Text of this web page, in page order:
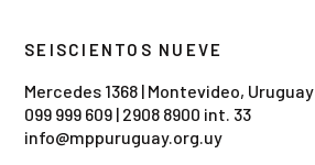
SEISCIENTOS NUEVE
Mercedes 1368 | Montevideo, Uruguay
099 999 609 | 2908 8900 int. 33
info@mppuruguay.org.uy